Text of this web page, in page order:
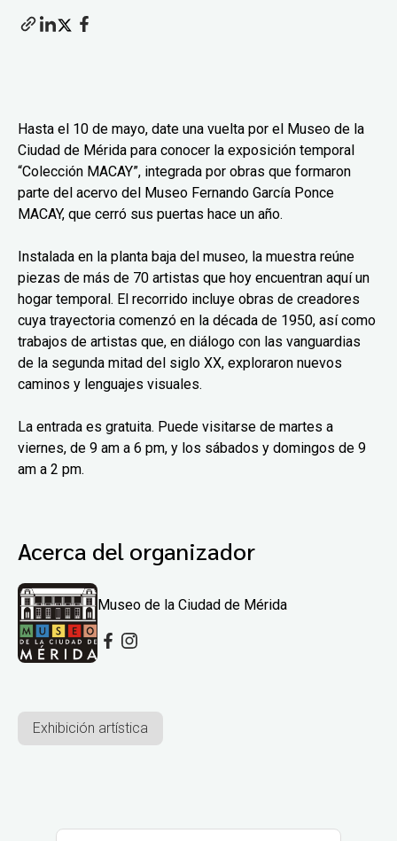
Hasta el 10 de mayo, date una vuelta por el Museo de la
Ciudad de Mérida para conocer la exposición temporal
“Colección MACAY”, integrada por obras que formaron
parte del acervo del Museo Fernando García Ponce
MACAY, que cerró sus puertas hace un año.
Instalada en la planta baja del museo, la muestra reúne
piezas de más de 70 artistas que hoy encuentran aquí un
hogar temporal. El recorrido incluye obras de creadores
cuya trayectoria comenzó en la década de 1950, así como
trabajos de artistas que, en diálogo con las vanguardias
de la segunda mitad del siglo XX, exploraron nuevos
caminos y lenguajes visuales.
La entrada es gratuita. Puede visitarse de martes a
viernes, de 9 am a 6 pm, y los sábados y domingos de 9
am a 2 pm.
Acerca del organizador
Museo de la Ciudad de Mérida
Exhibición artística